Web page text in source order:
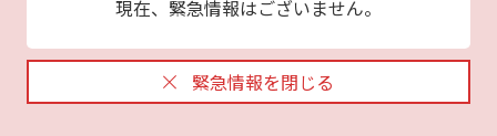
現在、緊急情報はございません。
緊急情報を閉じる